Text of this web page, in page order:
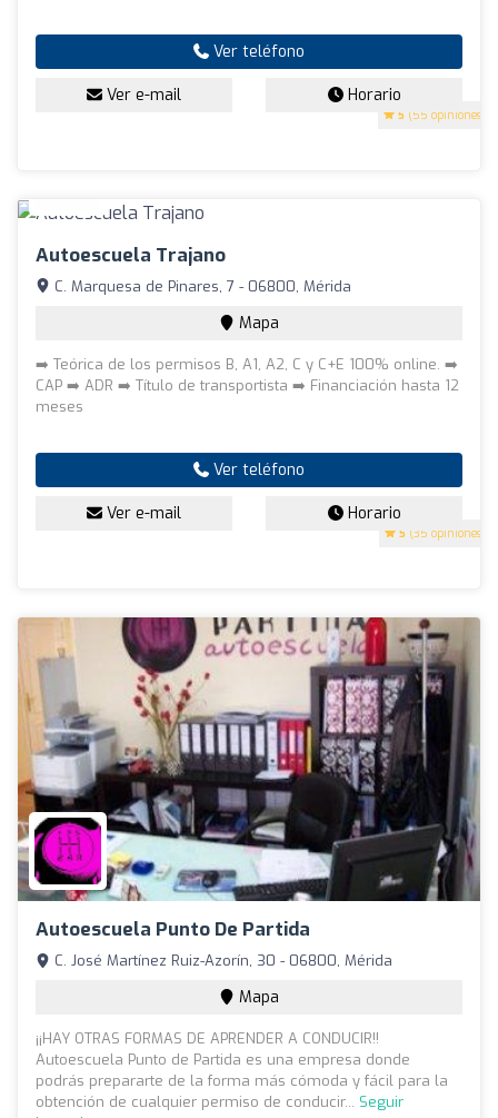
5 (55 opiniones)
Ver teléfono
Ver e-mail Horario
Autoescuela Trajano
5 (35 opiniones)
C. Marquesa de Pinares, 7 - 06800, Mérida
Mapa
➡️ Teórica de los permisos B, A1, A2, C y C+E 100% online. ➡️
CAP ➡️ ADR ➡️ Título de transportista ➡️ Financiación hasta 12
meses
Ver teléfono
Ver e-mail Horario
Autoescuela Punto De Partida
C. José Martínez Ruiz-Azorín, 30 - 06800, Mérida
Mapa
¡¡HAY OTRAS FORMAS DE APRENDER A CONDUCIR!!
Autoescuela Punto de Partida es una empresa donde
podrás prepararte de la forma más cómoda y fácil para la
obtención de cualquier permiso de conducir... Seguir